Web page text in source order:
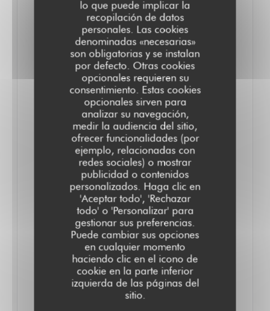
lo que puede implicar la
recopilación de datos
personales. Las cookies
denominadas «necesarias»
son obligatorias y se instalan
por defecto. Otras cookies
opcionales requieren su
consentimiento. Estas cookies
opcionales sirven para
analizar su navegación,
medir la audiencia del sitio,
ofrecer funcionalidades (por
ejemplo, relacionadas con
redes sociales) o mostrar
publicidad o contenidos
personalizados. Haga clic en
'Aceptar todo', 'Rechazar
todo' o 'Personalizar' para
gestionar sus preferencias.
Puede cambiar sus opciones
en cualquier momento
haciendo clic en el icono de
cookie en la parte inferior
izquierda de las páginas del
sitio.
vous offre la possibilité de privatiser une partie ou la
totalité de notre restaurant, terrasse incluse ! Que ce
soit entre amis ou collègues, nous nous adaptons à
votre besoin. N’hésitez pas à nous demander notre
plaquette pour découvrir toutes les options
Le TOTEM n'est pas seulement un restaurant ou un
bar à cocktails, c'est un lieu de partage et de
convivialité. Que ce soit pour un déjeuner rapide, un
afterwork détendu, ou une soirée animée, notre
équipe est là pour vous offrir une expérience
mémorable.
Alors, préparez-vous à profiter des douces soirées